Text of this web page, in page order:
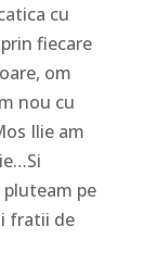
cu
fiecare
om
nou cu
Ilie am
pe
fratii de